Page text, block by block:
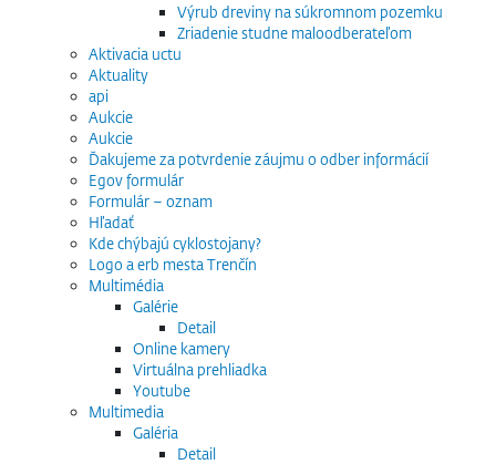
Výrub dreviny na súkromnom pozemku
Zriadenie studne maloodberateľom
Aktivacia uctu
Aktuality
api
Aukcie
Aukcie
Ďakujeme za potvrdenie záujmu o odber informácií
Egov formulár
Formulár – oznam
Hľadať
Kde chýbajú cyklostojany?
Logo a erb mesta Trenčín
Multimédia
Galérie
Detail
Online kamery
Virtuálna prehliadka
Youtube
Multimedia
Galéria
Detail